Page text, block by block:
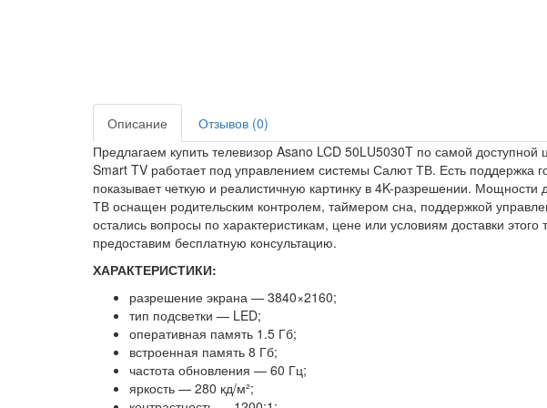
Описание
Отзывов (0)
Предлагаем купить телевизор Asano LCD 50LU5030T по самой
Smart TV работает под управлением системы Салют ТВ. Есть поддержка
показывает четкую и реалистичную картинку в 4K-разрешении. Мощности
ТВ оснащен родительским контролем, таймером сна, поддержкой
остались вопросы по характеристикам, цене или условиям доставки
предоставим бесплатную консультацию.
ХАРАКТЕРИСТИКИ:
разрешение экрана — 3840×2160;
тип подсветки — LED;
оперативная память 1.5 Гб;
встроенная память 8 Гб;
частота обновления — 60 Гц;
яркость — 280 кд/м²;